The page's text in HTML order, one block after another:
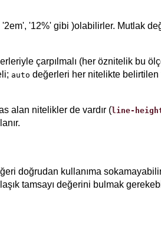
'2em', '12%' gibi )olabilirler. Mutlak
çarpılmalı (her öznitelik bu
auto değerleri her nitelikte
alan nitelikler de vardır (line-
doğrudan kullanıma
tamsayı değerini bulmak